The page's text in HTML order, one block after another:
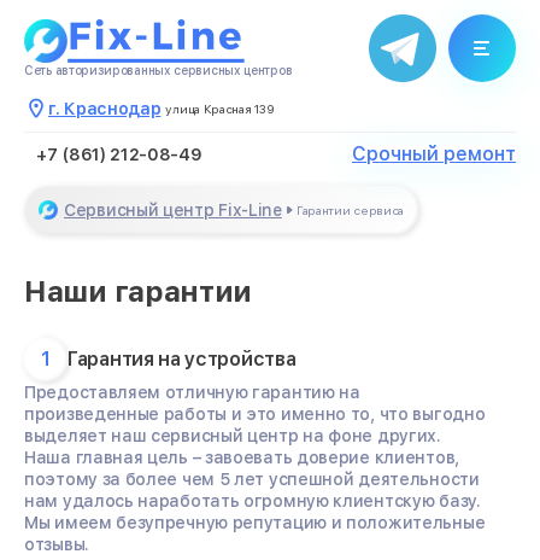
Сеть авторизированных сервисных центров
г. Краснодар улица Красная 139
+7 (861) 212-08-49 Срочный ремонт
Сервисный центр Fix-Line Гарантии сервиса
Наши гарантии
1 Гарантия на устройства
Предоставляем отличную гарантию на
произведенные работы и это именно то, что выгодно
выделяет наш сервисный центр на фоне других.
Наша главная цель – завоевать доверие клиентов,
поэтому за более чем 5 лет успешной деятельности
нам удалось наработать огромную клиентскую базу.
Мы имеем безупречную репутацию и положительные
отзывы.